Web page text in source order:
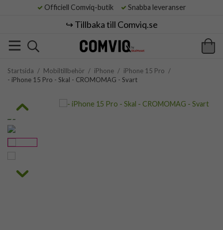
Officiell Comviq-butik Snabba leveranser
↪️ Tillbaka till Comviq.se
Startsida / Mobiltillbehör / iPhone / iPhone 15 Pro /
- iPhone 15 Pro - Skal - CROMOMAG - Svart